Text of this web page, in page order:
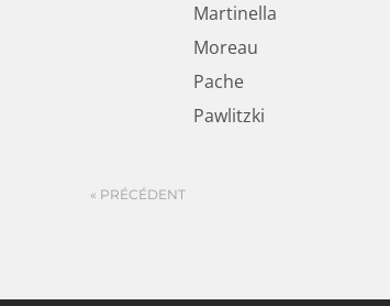
Martinella
Moreau
Pache
Pawlitzki
« PRÉCÉDENT